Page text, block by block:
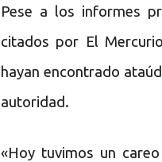
Pese a los informes
citados por El
hayan encontrado
autoridad.
«Hoy tuvimos un